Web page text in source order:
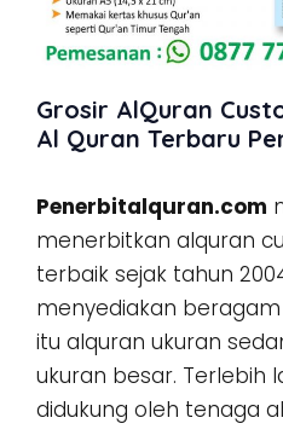
Grosir AlQuran
Al Quran Terbaru
Penerbitalquran.com
menerbitkan alquran
terbaik sejak tahun
menyediakan
itu alquran ukuran
ukuran besar. Terlebih
didukung oleh tenaga